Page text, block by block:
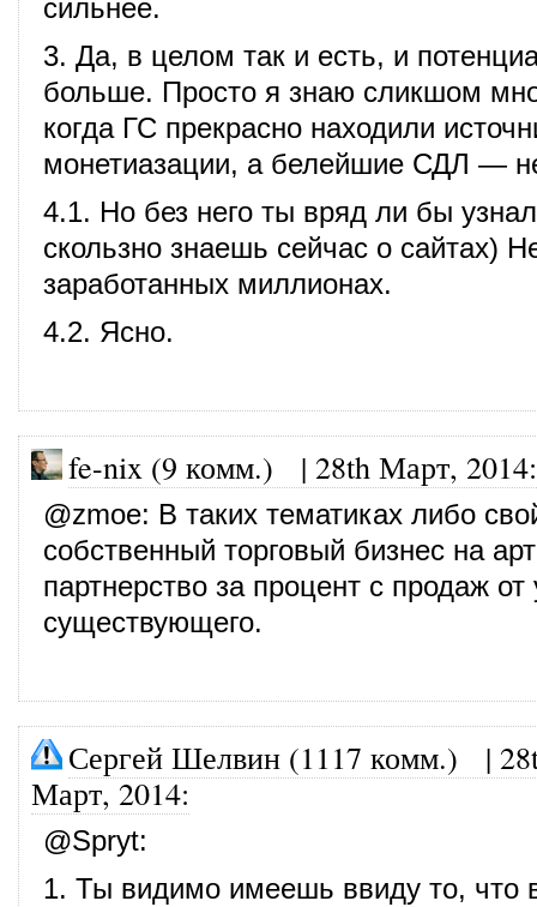
сильнее.
3. Да, в целом так и есть, и
больше. Просто я знаю сликшом
когда ГС прекрасно находили
монетиазации, а белейшие СДЛ —
4.1. Но без него ты вряд ли бы
скользно знаешь сейчас о сайтах)
заработанных миллионах.
4.2. Ясно.
fe-nix (9 комм.) | 28th Март, 2014:
@zmoe: В таких тематиках либо
собственный торговый бизнес на
партнерство за процент с продаж от
существующего.
Сергей Шелвин (1117 комм.) |
Март, 2014:
@Spryt:
1. Ты видимо имеешь ввиду то, что